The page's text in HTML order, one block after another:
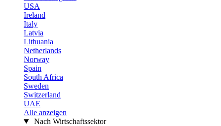
USA
Ireland
Italy
Latvia
Lithuania
Netherlands
Norway
Spain
South Africa
Sweden
Switzerland
UAE
Alle anzeigen
Nach Wirtschaftssektor